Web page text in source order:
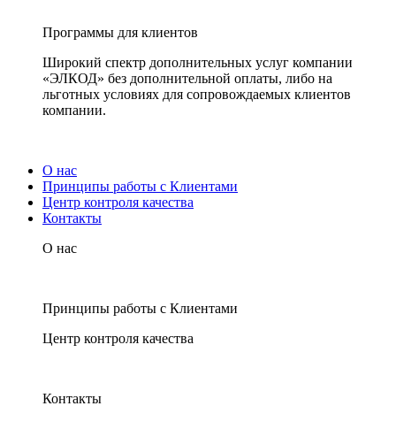
Программы для клиентов
Широкий спектр дополнительных услуг компании
«ЭЛКОД» без дополнительной оплаты, либо на
льготных условиях для сопровождаемых клиентов
компании.
О нас
Принципы работы с Клиентами
Центр контроля качества
Контакты
О нас
Принципы работы с Клиентами
Центр контроля качества
Контакты